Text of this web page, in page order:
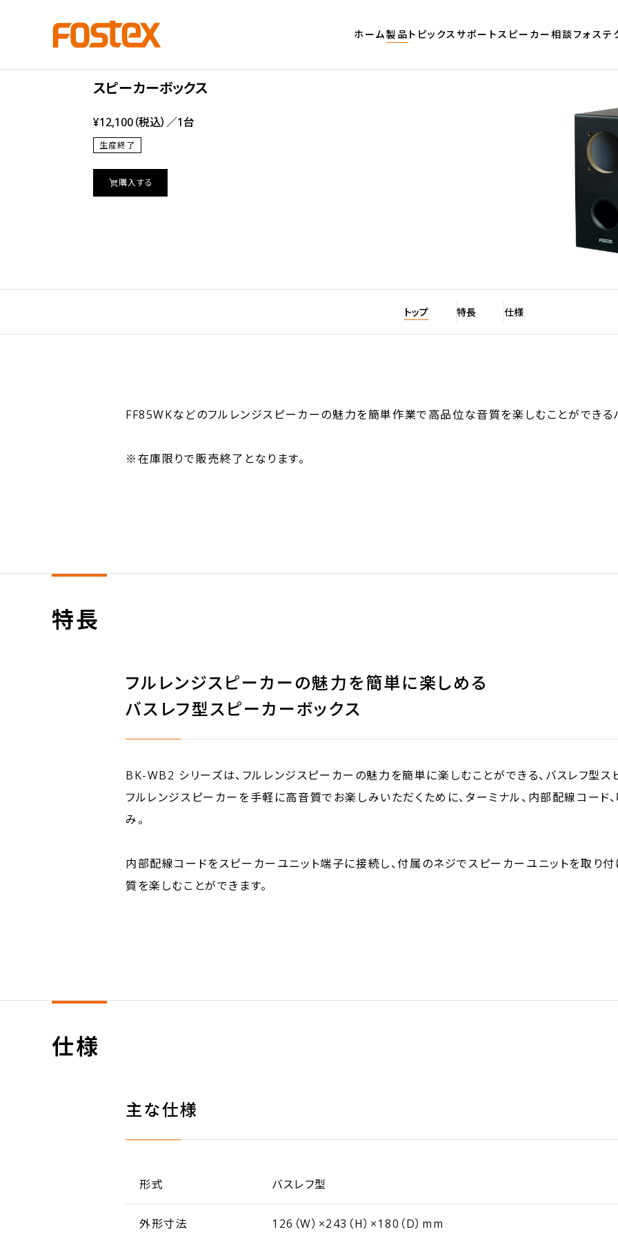
ホーム製品 トピックスサポートスピーカー相談フォステ
BK85WB2
スピーカーボックス
¥12,100（税込）／1台
生産終了
購入する
トップ 特長 仕様
FF85WKなどのフルレンジスピーカーの魅力を簡単作業で高品位な音質を楽しむことができる
※在庫限りで販売終了となります。
特長
フルレンジスピーカーの魅力を簡単に楽しめる
バスレフ型スピーカーボックス
BK-WB2 シリーズは、フルレンジスピーカーの魅力を簡単に楽しむことができる、バスレフ型ス
フルレンジスピーカーを手軽に高音質でお楽しみいただくために、ターミナル、内部配線コード
み。
内部配線コードをスピーカーユニット端子に接続し、付属のネジでスピーカーユニットを取り
質を楽しむことができます。
仕様
主な仕様
形式 バスレフ型
外形寸法 126（W）×243（H）×180（D）mm